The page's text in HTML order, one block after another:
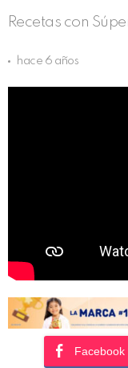
Recetas con
hace 6 años
Facebook